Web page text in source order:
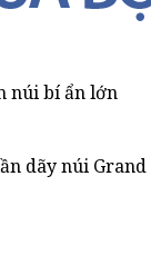
núi bí ẩn lớn
dãy núi